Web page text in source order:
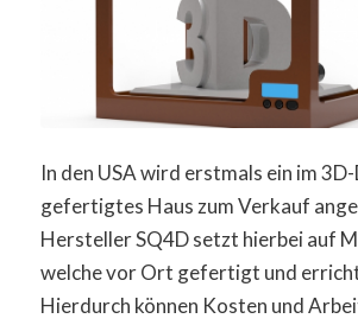
In den USA wird erstmals ein im
gefertigtes Haus zum Verkauf
Hersteller SQ4D setzt hierbei auf
welche vor Ort gefertigt und
Hierdurch können Kosten und